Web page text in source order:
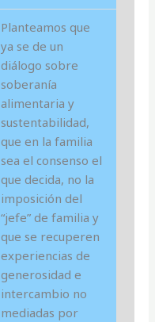
Planteamos que
ya se de un
diálogo sobre
soberanía
alimentaria y
sustentabilidad,
que en la familia
sea el consenso el
que decida, no la
imposición del
“jefe” de familia y
que se recuperen
experiencias de
generosidad e
intercambio no
mediadas por